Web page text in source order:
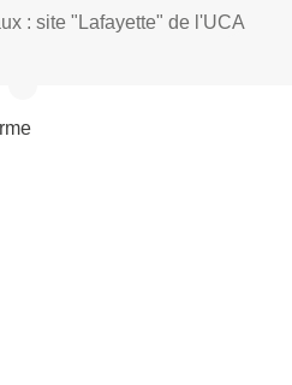
: site "Lafayette" de l'UCA